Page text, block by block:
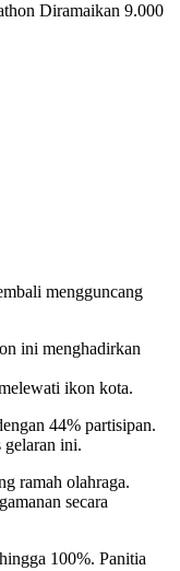
Diramaikan 9.000
mengguncang
ini menghadirkan
ikon kota.
44% partisipan.
ini.
ramah olahraga.
secara
100%. Panitia